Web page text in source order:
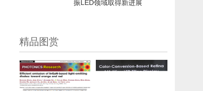
振LED领域取得新进展
精品图赏